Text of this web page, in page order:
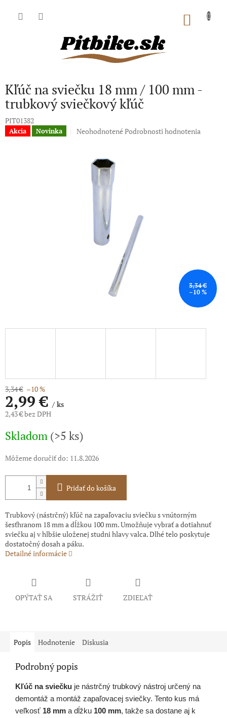
Kľúč na sviečku 18 mm / 100 mm -
trubkový sviečkový kľúč
PIT01382
Akcia Novinka
Priemerné
hviezdičiek.
NeohodnotenéPodrobnosti hodnotenia
3,34 €
–10 %
3,34 € –10 %
2,99 €/ ks
2,43 € bez DPH
cena:
Skladom (>5 ks)
Môžeme doručiť do: 11.8.2026
Pridať do košíka
Trubkový (nástrčný) kľúč na zapaľovaciu sviečku s vnútorným
šesťhranom 18 mm a dĺžkou 100 mm. Umožňuje vybrať a dotiahnuť
sviečku aj v hlbšie uloženej studni hlavy valca. Dlhé telo poskytuje
dostatočný dosah a páku.
Detailné informácie
OPÝTAŤ SA STRÁŽIŤ ZDIEĽAŤ
Popis Hodnotenie Diskusia
Podrobný popis
Kľúč na sviečku je nástrčný trubkový nástroj určený na
demontáž a montáž zapaľovacej sviečky. Tento kus má
veľkosť 18 mm a dĺžku 100 mm, takže sa dostane aj k